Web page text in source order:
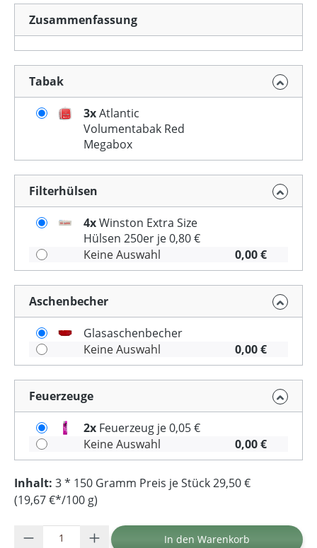
Zusammenfassung
Tabak
3xAtlantic
Volumentabak Red
Megabox
Filterhülsen
4xWinston Extra Size
Hülsen 250er je 0,80 €
Keine Auswahl
0,00 €
Aschenbecher
Glasaschenbecher
Keine Auswahl
0,00 €
Feuerzeuge
2x Feuerzeug je 0,05 €
Keine Auswahl
0,00 €
Inhalt: 3 * 150 Gramm Preis je Stück 29,50 €
(19,67 €*/100 g)
Produkt Anzahl: Gib den gewünschten
In den Warenkorb